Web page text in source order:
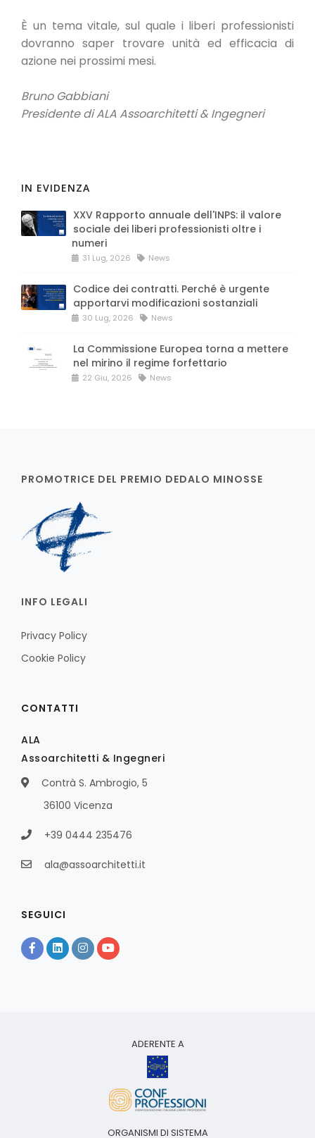
È un tema vitale, sul quale i liberi professionisti
dovranno saper trovare unità ed efficacia di
azione nei prossimi mesi.
Bruno Gabbiani
Presidente di ALA Assoarchitetti & Ingegneri
IN EVIDENZA
XXV Rapporto annuale dell'INPS: il valore
sociale dei liberi professionisti oltre i
numeri
31 Lug, 2026 News
Codice dei contratti. Perché è urgente
apportarvi modificazioni sostanziali
30 Lug, 2026 News
La Commissione Europea torna a mettere
nel mirino il regime forfettario
22 Giu, 2026 News
PROMOTRICE DEL PREMIO DEDALO MINOSSE
INFO LEGALI
Privacy Policy
Cookie Policy
CONTATTI
ALA
Assoarchitetti & Ingegneri
Contrà S. Ambrogio, 5
36100 Vicenza
+39 0444 235476
ala@assoarchitetti.it
SEGUICI
ADERENTE A
ORGANISMI DI SISTEMA